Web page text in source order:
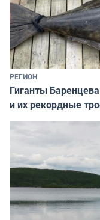
РЕГИОН
Гиганты
и их рекордные